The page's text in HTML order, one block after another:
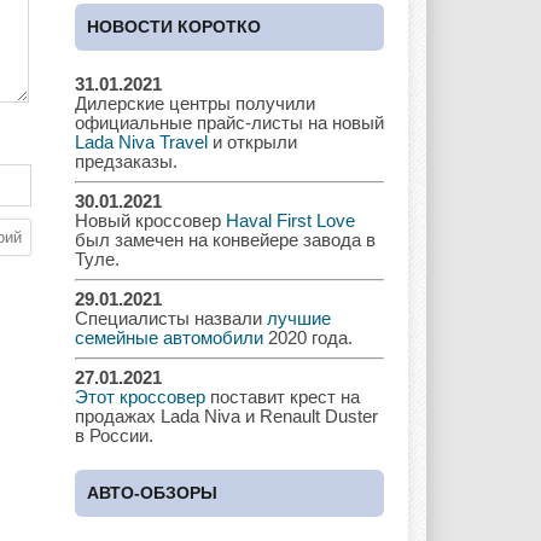
Cadillac Chery Chevrolet
Chrysler Citroen Dacia
Daewoo Dodge Dongfeng
Ferrari Fiat Ford
Great Wall
НОВОСТИ КОРОТКО
31.01.2021
Дилерские центры получили
официальные прайс-листы на новый
Lada Niva Travel и открыли
предзаказы.
30.01.2021
Новый кроссовер Haval First Love
был замечен на конвейере завода в
Туле.
29.01.2021
Специалисты назвали лучшие
семейные автомобили 2020 года.
27.01.2021
Этот кроссовер поставит крест на
продажах Lada Niva и Renault Duster
в России.
АВТО-ОБЗОРЫ